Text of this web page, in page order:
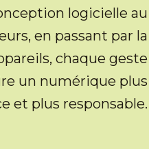
logicielle au
en passant par la
chaque geste
un numérique plus
et plus responsable.